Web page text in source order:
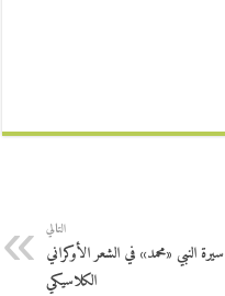
التالي
سيرة النبي «محمد» في الشعر الأوكراني
الكلاسيكي